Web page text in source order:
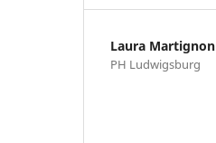
Laura Martignon
PH Ludwigsburg